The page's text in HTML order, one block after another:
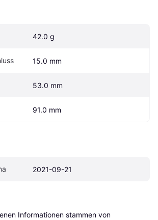
42.0 g
15.0 mm
53.0 mm
91.0 mm
2021-09-21
Informationen stammen von